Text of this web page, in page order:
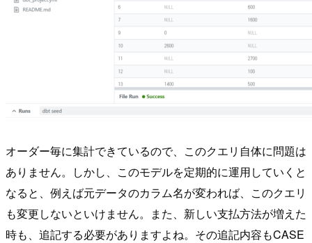
オーダー毎に集計できているので、このクエリ自体に問題は
ありません。しかし、このモデルを定期的に運用していくと
なると、例えば元データのカラム名が変われば、このクエリ
も変更しないといけません。また、新しい支払方法が増えた
時も、追記する必要がありますよね。その追記内容もCASE